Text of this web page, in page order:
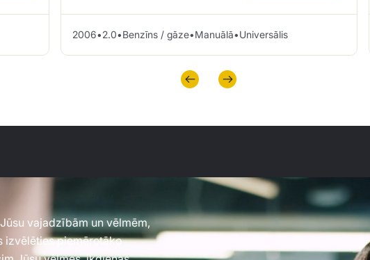
2006•2.0•Benzīns / gāze•Manuālā•Universālis
vajadzībām un vēlmēm,
izvēlēties piemērotāko